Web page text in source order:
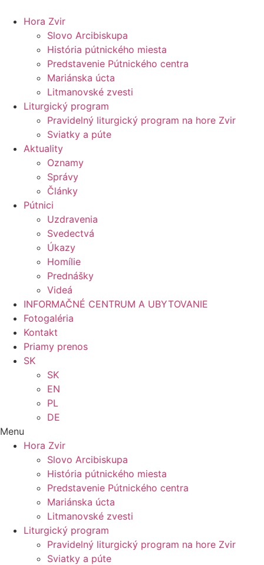
Hora Zvir
Slovo Arcibiskupa
História pútnického miesta
Predstavenie Pútnického centra
Mariánska úcta
Litmanovské zvesti
Liturgický program
Pravidelný liturgický program na hore Zvir
Sviatky a púte
Aktuality
Oznamy
Správy
Články
Pútnici
Uzdravenia
Svedectvá
Úkazy
Homílie
Prednášky
Videá
INFORMAČNÉ CENTRUM A UBYTOVANIE
Fotogaléria
Kontakt
Priamy prenos
SK
SK
EN
PL
DE
Menu
Hora Zvir
Slovo Arcibiskupa
História pútnického miesta
Predstavenie Pútnického centra
Mariánska úcta
Litmanovské zvesti
Liturgický program
Pravidelný liturgický program na hore Zvir
Sviatky a púte